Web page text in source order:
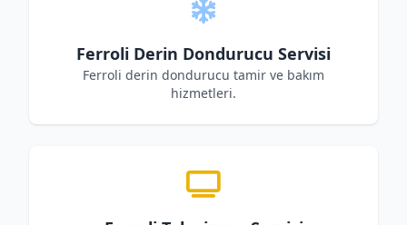
Ferroli Derin Dondurucu Servisi
Ferroli derin dondurucu tamir ve bakım
hizmetleri.